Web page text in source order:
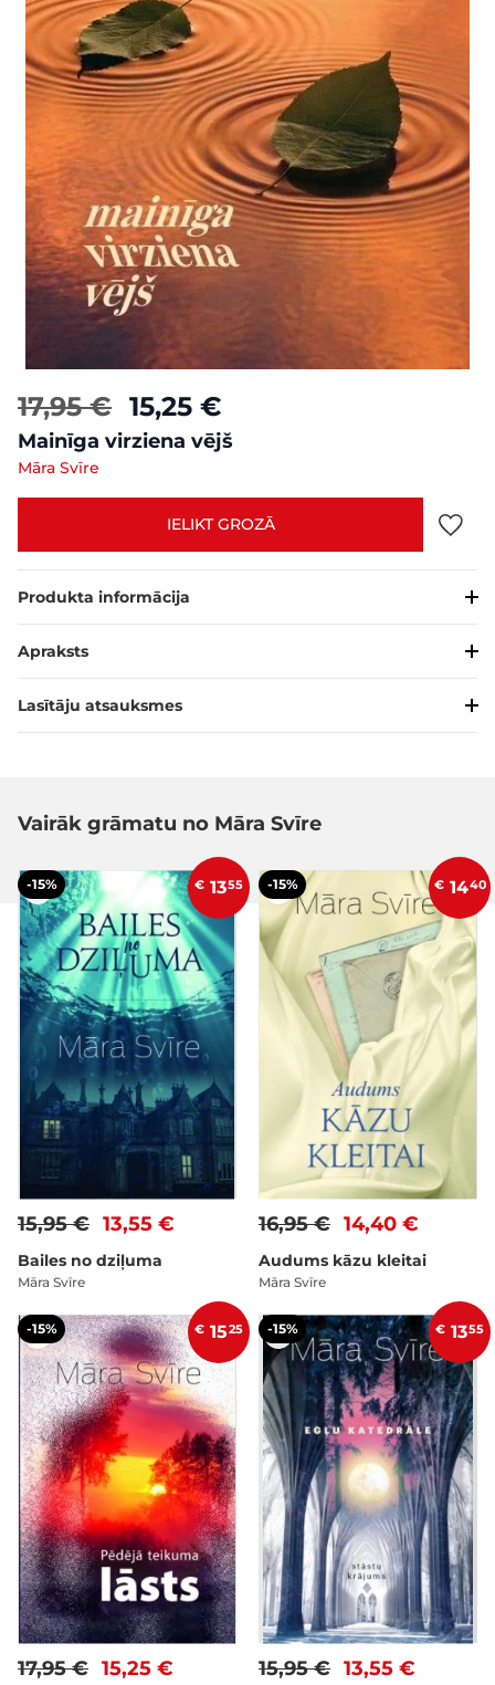
17,95 € 15,25 €
Mainīga virziena vējš
Māra Svīre
IELIKT GROZĀ
Produkta informācija
Apraksts
Lasītāju atsauksmes
Vairāk grāmatu no Māra Svīre
-15% € 1355
13,55 €
15,95 €
Bailes no dziļuma
Māra Svīre
-15% € 1440
14,40 €
16,95 €
Audums kāzu kleitai
Māra Svīre
-15% € 1525
15,25 €
17,95 €
-15% € 1355
13,55 €
15,95 €